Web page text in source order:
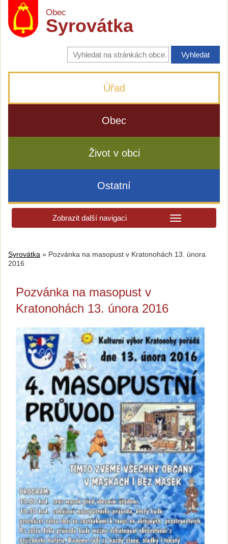
Obec
Syrovátka
Vyhledávání
na
stránkách
Úřad
Obec
Život v obci
Ostatní
Zobrazit další navigaci
Syrovátka » Pozvánka na masopust v Kratonohách 13. února
2016
Pozvánka na masopust v
Kratonohách 13. února 2016